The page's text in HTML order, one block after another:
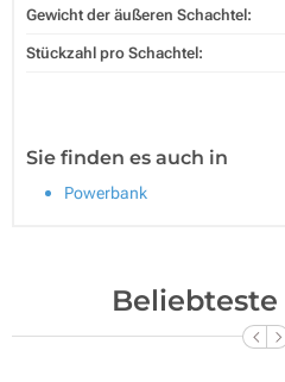
Gewicht der äußeren Schachtel:
Stückzahl pro Schachtel:
Sie finden es auch in
Powerbank